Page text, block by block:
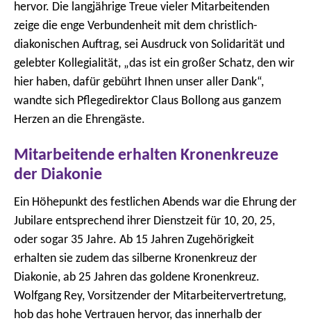
hervor. Die langjährige Treue vieler Mitarbeitenden
zeige die enge Verbundenheit mit dem christlich-
diakonischen Auftrag, sei Ausdruck von Solidarität und
gelebter Kollegialität, „das ist ein großer Schatz, den wir
hier haben, dafür gebührt Ihnen unser aller Dank“,
wandte sich Pflegedirektor Claus Bollong aus ganzem
Herzen an die Ehrengäste.
Mitarbeitende erhalten Kronenkreuze
der Diakonie
Ein Höhepunkt des festlichen Abends war die Ehrung der
Jubilare entsprechend ihrer Dienstzeit für 10, 20, 25,
oder sogar 35 Jahre. Ab 15 Jahren Zugehörigkeit
erhalten sie zudem das silberne Kronenkreuz der
Diakonie, ab 25 Jahren das goldene Kronenkreuz.
Wolfgang Rey, Vorsitzender der Mitarbeitervertretung,
hob das hohe Vertrauen hervor, das innerhalb der